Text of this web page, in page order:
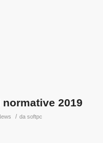
2019
/ da softpc